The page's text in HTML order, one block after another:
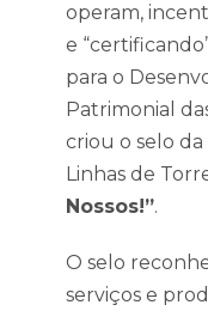
operam,
e
para o
Patrimonial
criou o selo
Linhas de
Nossos!”.
O selo
serviços e